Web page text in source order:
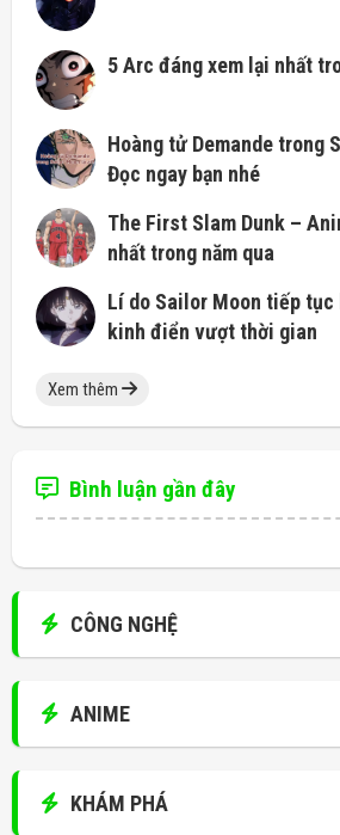
5 Arc đáng xem lại nhất
Hoàng tử Demande trong
Đọc ngay bạn nhé
The First Slam Dunk –
nhất trong năm qua
Lí do Sailor Moon tiếp tục
kinh điển vượt thời gian
Xem thêm
Bình luận gần đây
CÔNG NGHỆ
ANIME
KHÁM PHÁ